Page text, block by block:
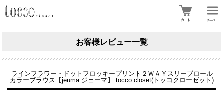
お客様レビュー一覧
ラインフラワー・ドットフロッキープリント２ＷＡＹスリーブロール
カラーブラウス【jeuma ジェーマ】 tocco closet(トッコクローゼット)